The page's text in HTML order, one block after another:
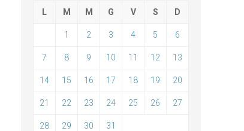
L M M G V S D
1 2 3 4 5 6
7 8 9 10 11 12 13
14 15 16 17 18 19 20
21 22 23 24 25 26 27
28 29 30 31